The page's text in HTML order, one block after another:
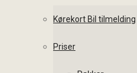
Kørekort Bil tilmelding
Priser